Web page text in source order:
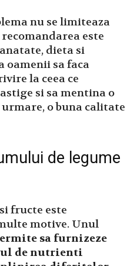
nu se limiteaza
este
dieta si
sa faca
la ceea ce
si sa mentina o
o buna calitate
de legume
fructe este
motive. Unul
sa furnizeze
de nutrienti